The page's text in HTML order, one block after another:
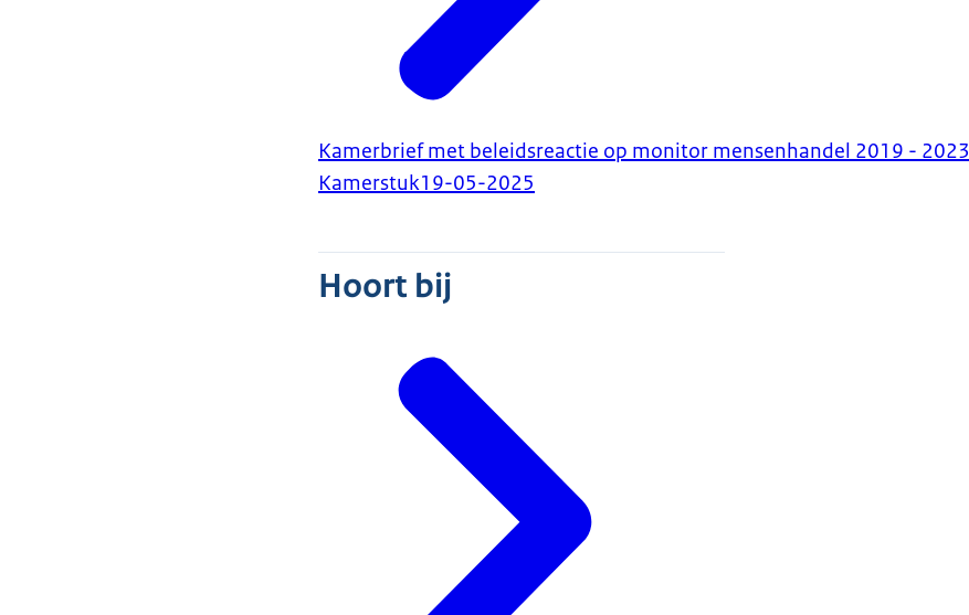
Kamerbrief met beleidsreactie op monitor mensenhandel 2019 - 2023
Kamerstuk19-05-2025
Hoort bij